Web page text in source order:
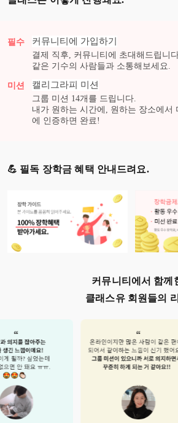
필수 커뮤니티에 가입하기
결제 직후, 커뮤니티에 초대해드립니
같은 기수의 사람들과 소통해보세요.
미션 캘리그라피 미션
그룹 미션 14개를 드립니다.
내가 원하는 시간에, 원하는 장소에서
에 인증하면 완료!
💪 필독 장학금 혜택 안내드려요.
커뮤니티에서 함께
클래스유 회원들의